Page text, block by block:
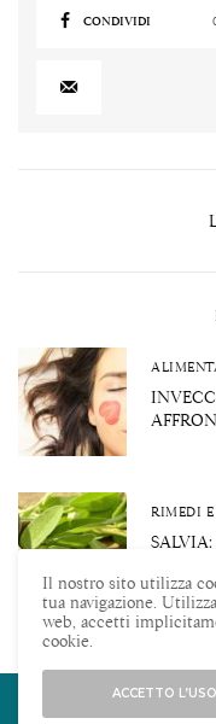
CONDIVIDI
RIMEDI
Il nostro sito utilizza
tua navigazione.
web, accetti
cookie.
ACCETTO